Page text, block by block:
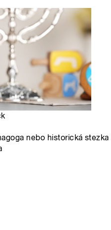
nebo historická stezka